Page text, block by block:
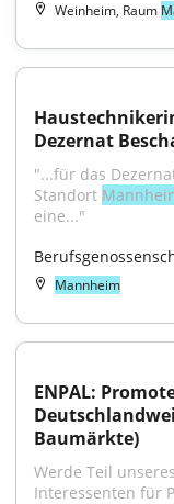
Weinheim, Raum
Dezernat
"...für das
Standort
eine..."
Mannheim
ENPAL:
Baumärkte)
Werde Teil
Interessenten für